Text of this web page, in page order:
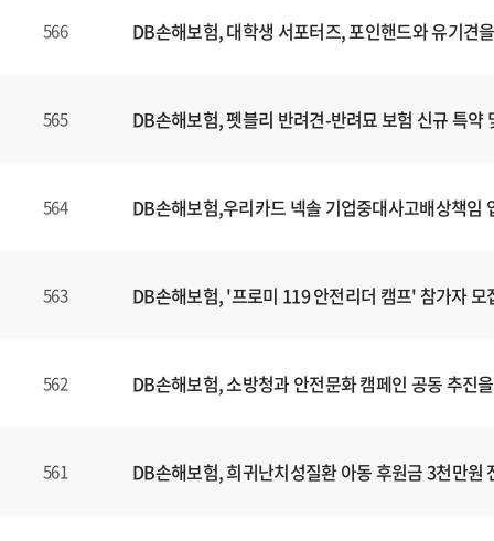
566 DB손해보험, 대학생 서포터즈, 포인핸드와 유기견
565 DB손해보험, 펫블리 반려견-반려묘 보험 신규 특약
564 DB손해보험,우리카드 넥솔 기업중대사고배상책임
563 DB손해보험, '프로미 119 안전리더 캠프' 참가자 모
562 DB손해보험, 소방청과 안전문화 캠페인 공동 추진
561 DB손해보험, 희귀난치성질환 아동 후원금 3천만원